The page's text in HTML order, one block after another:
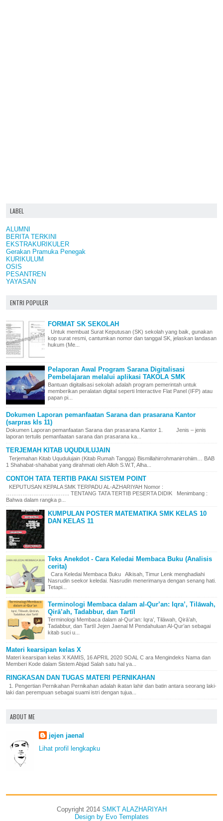
LABEL
ALUMNI
BERITA TERKINI
EKSTRAKURIKULER
Gerakan Pramuka Penegak
KURIKULUM
OSIS
PESANTREN
YAYASAN
ENTRI POPULER
FORMAT SK SEKOLAH
Untuk membuat Surat Keputusan (SK) sekolah yang baik, gunakan
kop surat resmi, cantumkan nomor dan tanggal SK, jelaskan landasan
hukum (Me...
Pelaporan Awal Program Sarana Digitalisasi
Pembelajaran melalui aplikasi TAKOLA SMK
Bantuan digitalisasi sekolah adalah program pemerintah untuk
memberikan peralatan digital seperti Interactive Flat Panel (IFP) atau
papan pi...
Dokumen Laporan pemanfaatan Sarana dan prasarana Kantor
(sarpras kls 11)
Dokumen Laporan pemanfaatan Sarana dan prasarana Kantor 1. Jenis – jenis
laporan tertulis pemanfaatan sarana dan prasarana ka...
TERJEMAH KITAB UQUDULUJAIN
Terjemahan Kitab Uqudulujain (Kitab Rumah Tangga) Bismillahirrohmanirrohiim… BAB
1 Shahabat-shahabat yang dirahmati oleh Alloh S.W.T, Alha...
CONTOH TATA TERTIB PAKAI SISTEM POINT
KEPUTUSAN KEPALA SMK TERPADU AL-AZHARIYAH Nomor :
…………………………….. TENTANG TATA TERTIB PESERTA DIDIK Menimbang :
Bahwa dalam rangka p...
KUMPULAN POSTER MATEMATIKA SMK KELAS 10
DAN KELAS 11
Teks Anekdot - Cara Keledai Membaca Buku (Analisis
cerita)
Cara Keledai Membaca Buku Alkisah, Timur Lenk menghadiahi
Nasrudin seekor keledai. Nasrudin menerimanya dengan senang hati.
Tetapi...
Terminologi Membaca dalam al-Qur’an: Iqra’, Tilāwah,
Qirā’ah, Tadabbur, dan Tartīl
Terminologi Membaca dalam al-Qur’an: Iqra’, Tilāwah, Qirā’ah,
Tadabbur, dan Tartīl Jejen Jaenal M Pendahuluan Al-Qur’an sebagai
kitab suci u...
Materi kearsipan kelas X
Materi kearsipan kelas X KAMIS, 16 APRIL 2020 SOAL C ara Mengindeks Nama dan
Memberi Kode dalam Sistem Abjad Salah satu hal ya...
RINGKASAN DAN TUGAS MATERI PERNIKAHAN
1. Pengertian Pernikahan Pernikahan adalah ikatan lahir dan batin antara seorang laki-
laki dan perempuan sebagai suami istri dengan tujua...
ABOUT ME
jejen jaenal
Lihat profil lengkapku
Copyright 2014 SMKT ALAZHARIYAH
Design by Evo Templates